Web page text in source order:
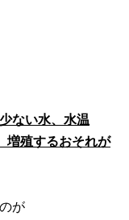
ない水、水温
殖するおそれが
が